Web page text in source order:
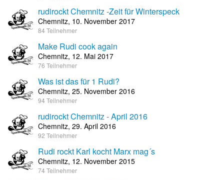
rudirockt Chemnitz -Zeit für Winterspeck
Chemnitz, 10. November 2017
84 Teilnehmer
Make Rudi cook again
Chemnitz, 12. Mai 2017
76 Teilnehmer
Was ist das für 1 Rudi?
Chemnitz, 25. November 2016
94 Teilnehmer
rudirockt Chemnitz - April 2016
Chemnitz, 29. April 2016
92 Teilnehmer
Rudi rockt Karl kocht Marx mag´s
Chemnitz, 12. November 2015
74 Teilnehmer